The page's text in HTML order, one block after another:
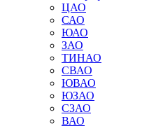
ЦАО
САО
ЮАО
ЗАО
ТИНАО
СВАО
ЮВАО
ЮЗАО
СЗАО
ВАО